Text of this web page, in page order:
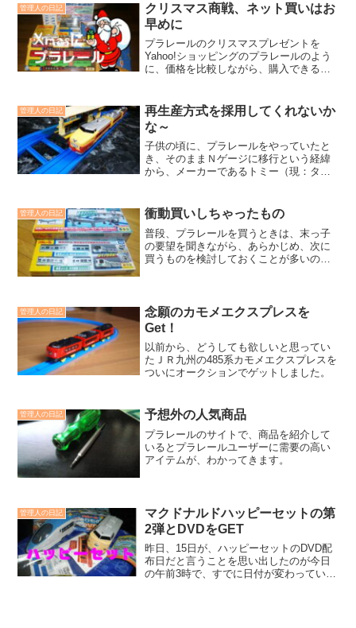
管理人の日記
クリスマス商戦、ネット買いはお
早めに
プラレールのクリスマスプレゼントを
Yahoo!ショッピングのプラレールのよう
に、価格を比較しながら、購入できるシ
が、価格の安いショップは品切れになる
のも早く、クリスマスぎりぎりに注文す
ると間に合いません。
管理人の日記
再生産方式を採用してくれないか
な～
子供の頃に、プラレールをやっていたと
き、そのままＮゲージに移行という経緯
から、メーカーであるトミー（現：タカ
になっていました
管理人の日記 衝動買いしちゃったもの
普段、プラレールを買うときは、末っ子
の要望を聞きながら、あらかじめ、次に
買うものを検討しておくことが多いので
管理人の日記
念願のカモメエクスプレスを
Get！
以前から、どうしても欲しいと思ってい
たＪＲ九州の485系カモメエクスプレスを
ついにオークションでゲットしました。
管理人の日記 予想外の人気商品
プラレールのサイトで、商品を紹介して
いるとプラレールユーザーに需要の高い
アイテムが、わかってきます。
管理人の日記
マクドナルドハッピーセットの第
2弾とDVDをGET
昨日、15日が、ハッピーセットのDVD配
布日だと言うことを思い出したのが今日
の午前3時で、すでに日付が変わっていた